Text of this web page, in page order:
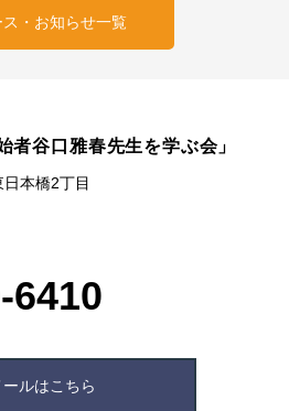
ス・お知らせ一覧
者谷口雅春先生を学ぶ会」
本橋2丁目
6410
ールはこちら